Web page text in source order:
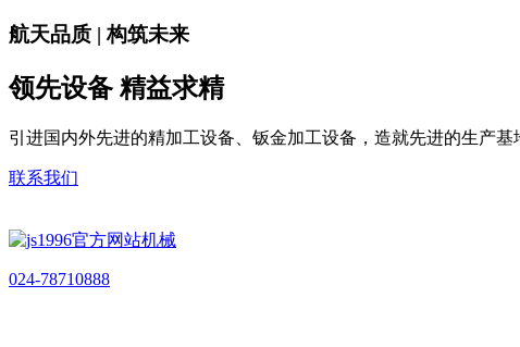
航天品质 | 构筑未来
领先设备 精益求精
引进国内外先进的精加工设备、钣金加工设备，造就先进的生产
联系我们
024-78710888